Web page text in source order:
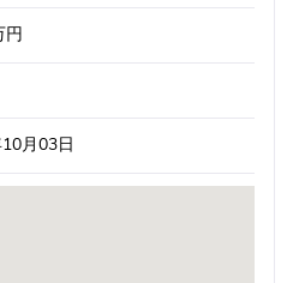
円
月03日